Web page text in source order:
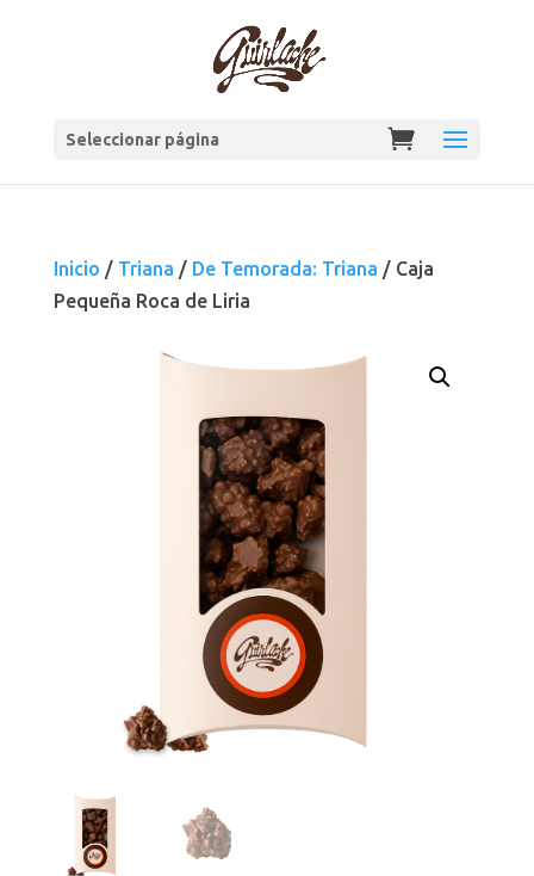
Seleccionar página
Inicio / Triana / De Temorada: Triana / Caja
Pequeña Roca de Liria